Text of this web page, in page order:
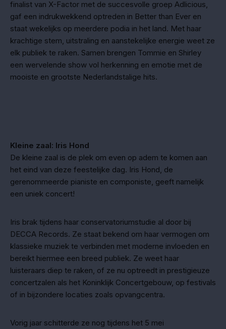
finalist van X-Factor met de succesvolle groep Adlicious,
gaf een indrukwekkend optreden in Better than Ever en
staat wekelijks op meerdere podia in het land. Met haar
krachtige stem, uitstraling en aanstekelijke energie weet ze
elk publiek te raken. Samen brengen Tommie en Shirley
een wervelende show vol herkenning en emotie met de
mooiste en grootste Nederlandstalige hits.
Kleine zaal: Iris Hond
De kleine zaal is de plek om even op adem te komen aan
het eind van deze feestelijke dag. Iris Hond, de
gerenommeerde pianiste en componiste, geeft namelijk
een uniek concert!
Iris brak tijdens haar conservatoriumstudie al door bij
DECCA Records. Ze staat bekend om haar vermogen om
klassieke muziek te verbinden met moderne invloeden en
bereikt hiermee een breed publiek. Ze weet haar
luisteraars diep te raken, of ze nu optreedt in prestigieuze
concertzalen als het Koninklijk Concertgebouw, op festivals
of in bijzondere locaties zoals opvangcentra.
Vorig jaar schitterde ze nog tijdens het 5 mei